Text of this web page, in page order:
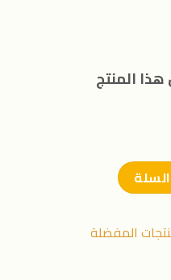
المنتج
المفضلة